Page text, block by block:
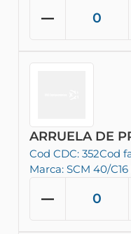
ARRUELA DE
Cod CDC: 352Cod
Marca: SCM 40/